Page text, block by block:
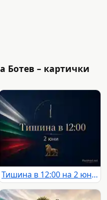
Ботев – картички
Тишина в 12:00 на 2 юни с български трибагреник и златен лъв